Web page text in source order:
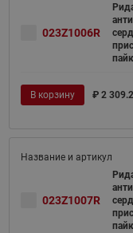
023Z1006R
В корзину ₽ 2
023Z1007R